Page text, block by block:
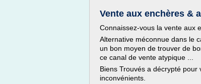
Vente aux enchères &
Connaissez-vous la vente aux
Alternative méconnue dans le
un bon moyen de trouver de
ce canal de vente atypique ...
Biens Trouvés a décrypté
inconvénients.